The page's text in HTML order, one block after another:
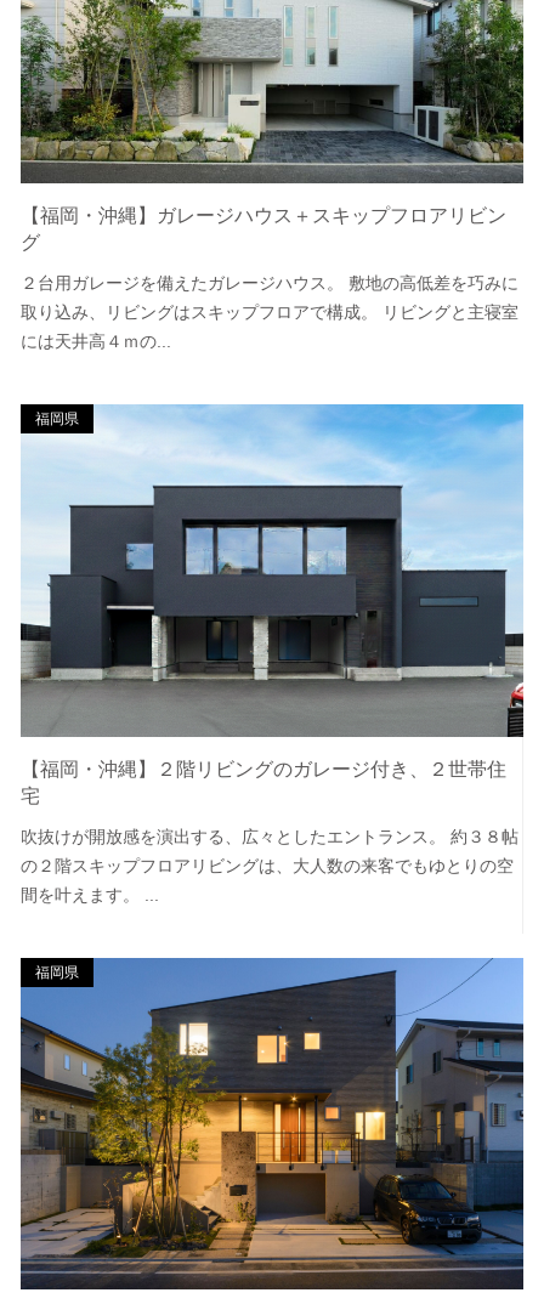
【福岡・沖縄】ガレージハウス＋スキップフロアリビン
グ
２台用ガレージを備えたガレージハウス。 敷地の高低差を巧みに
取り込み、リビングはスキップフロアで構成。 リビングと主寝室
には天井高４ｍの...
福岡県
【福岡・沖縄】２階リビングのガレージ付き、２世帯住
宅
吹抜けが開放感を演出する、広々としたエントランス。 約３８帖
の２階スキップフロアリビングは、大人数の来客でもゆとりの空
間を叶えます。 ...
福岡県